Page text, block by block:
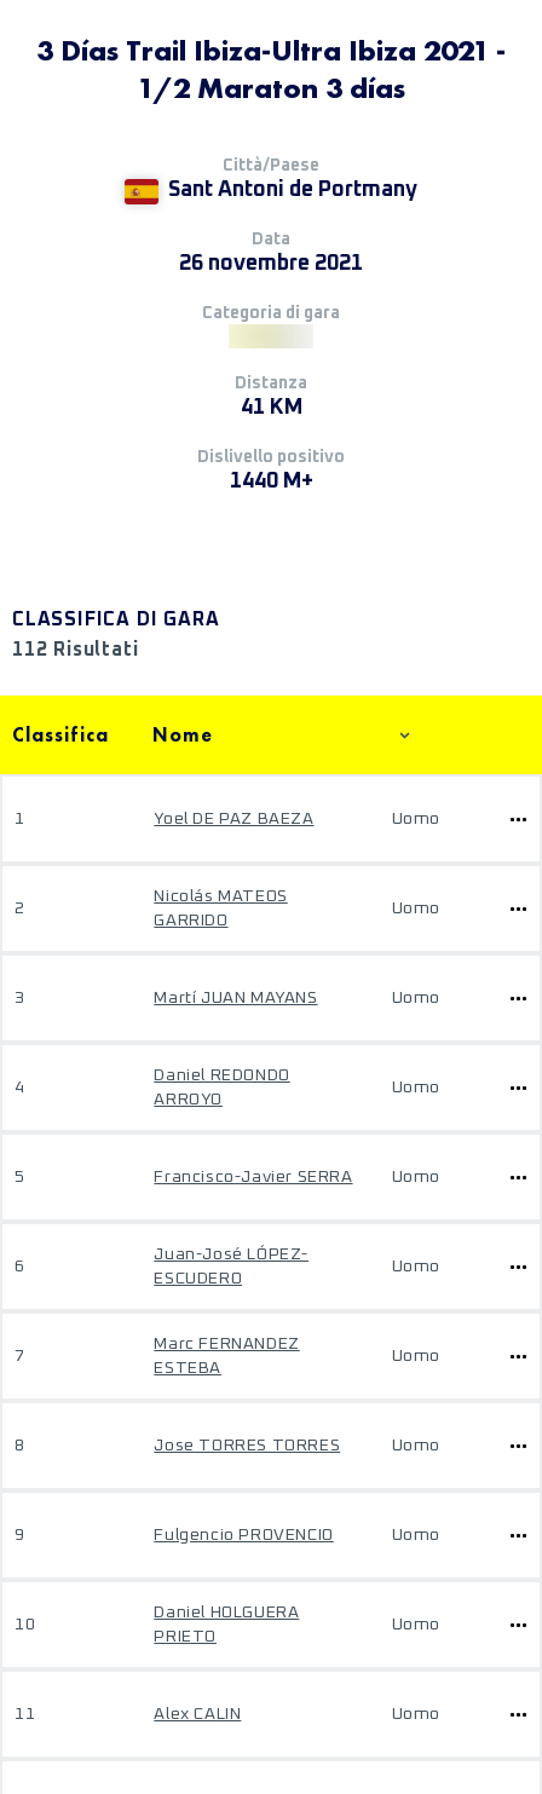
3 Días Trail Ibiza-Ultra Ibiza 2021 -
1/2 Maraton 3 días
Città/Paese
Sant Antoni de Portmany
Data
26 novembre 2021
Categoria di gara
Distanza
41 KM
Dislivello positivo
1440 M+
CLASSIFICA DI GARA
112 Risultati
Classifica Nome
1 Yoel DE PAZ BAEZA Uomo
2
Nicolás MATEOS
GARRIDO
Uomo
3 Martí JUAN MAYANS Uomo
4
Daniel REDONDO
ARROYO
Uomo
5 Francisco-Javier SERRA Uomo
6
Juan-José LÓPEZ-
ESCUDERO
Uomo
7
Marc FERNANDEZ
ESTEBA
Uomo
8 Jose TORRES TORRES Uomo
9 Fulgencio PROVENCIO Uomo
10
Daniel HOLGUERA
PRIETO
Uomo
11 Alex CALIN Uomo